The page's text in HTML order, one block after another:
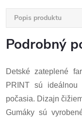
Popis produktu
Podrobný
Detské zateplené
PRINT sú
počasia. Dizajn
Gumáky sú